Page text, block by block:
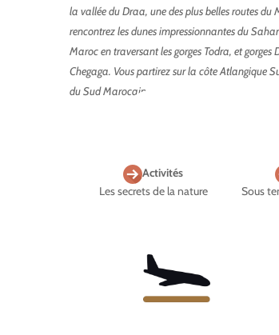
la vallée du Draa, une des plus belles routes du
rencontrez les dunes impressionnantes du
Maroc en traversant les gorges Todra, et
Chegaga. Vous partirez sur la côte Atlangique
du Sud Marocain
Activités
Les secrets de la nature
Sous